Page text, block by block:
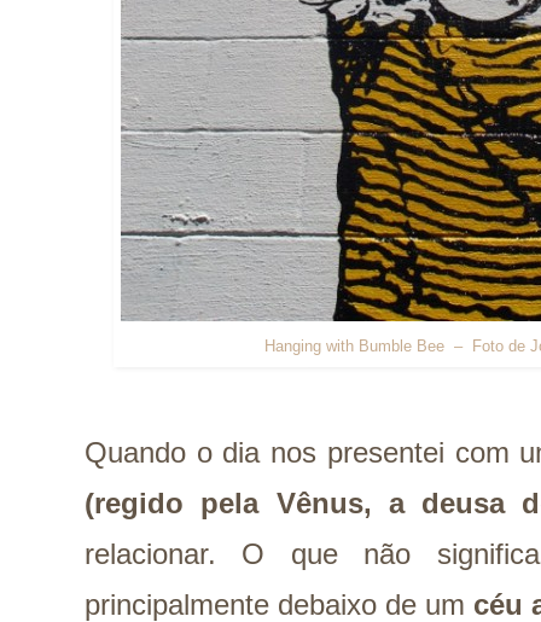
Hanging with Bumble Bee – Foto de
Quando o dia nos presentei com
(regido pela Vênus, a deusa
relacionar. O que não
principalmente debaixo de um céu